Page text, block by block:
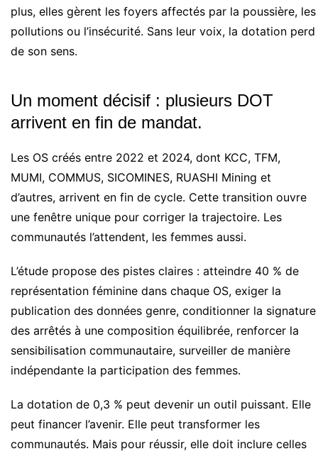
plus, elles gèrent les foyers affectés par la poussière, les
pollutions ou l’insécurité. Sans leur voix, la dotation perd
de son sens.
Un moment décisif : plusieurs DOT
arrivent en fin de mandat.
Les OS créés entre 2022 et 2024, dont KCC, TFM,
MUMI, COMMUS, SICOMINES, RUASHI Mining et
d’autres, arrivent en fin de cycle. Cette transition ouvre
une fenêtre unique pour corriger la trajectoire. Les
communautés l’attendent, les femmes aussi.
L’étude propose des pistes claires : atteindre 40 % de
représentation féminine dans chaque OS, exiger la
publication des données genre, conditionner la signature
des arrêtés à une composition équilibrée, renforcer la
sensibilisation communautaire, surveiller de manière
indépendante la participation des femmes.
La dotation de 0,3 % peut devenir un outil puissant. Elle
peut financer l’avenir. Elle peut transformer les
communautés. Mais pour réussir, elle doit inclure celles